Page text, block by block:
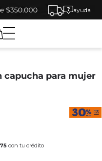
ayuda
capucha para mujer
con tu crédito